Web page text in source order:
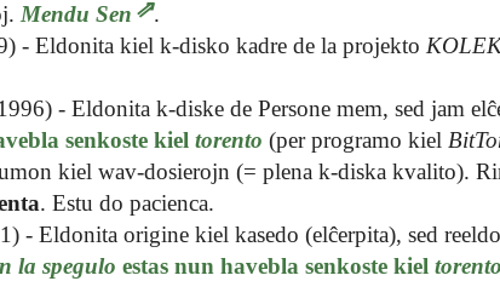
Mendu Sen
.
- Eldonita kiel k-disko kadre de la projekto
- Eldonita k-diske de Persone mem, sed jam
senkoste kiel torento (per programo kiel
kiel wav-dosierojn (= plena k-diska kvalito).
. Estu do pacienca.
- Eldonita origine kiel kasedo (elĉerpita), sed
la spegulo estas nun havebla senkoste kiel torento